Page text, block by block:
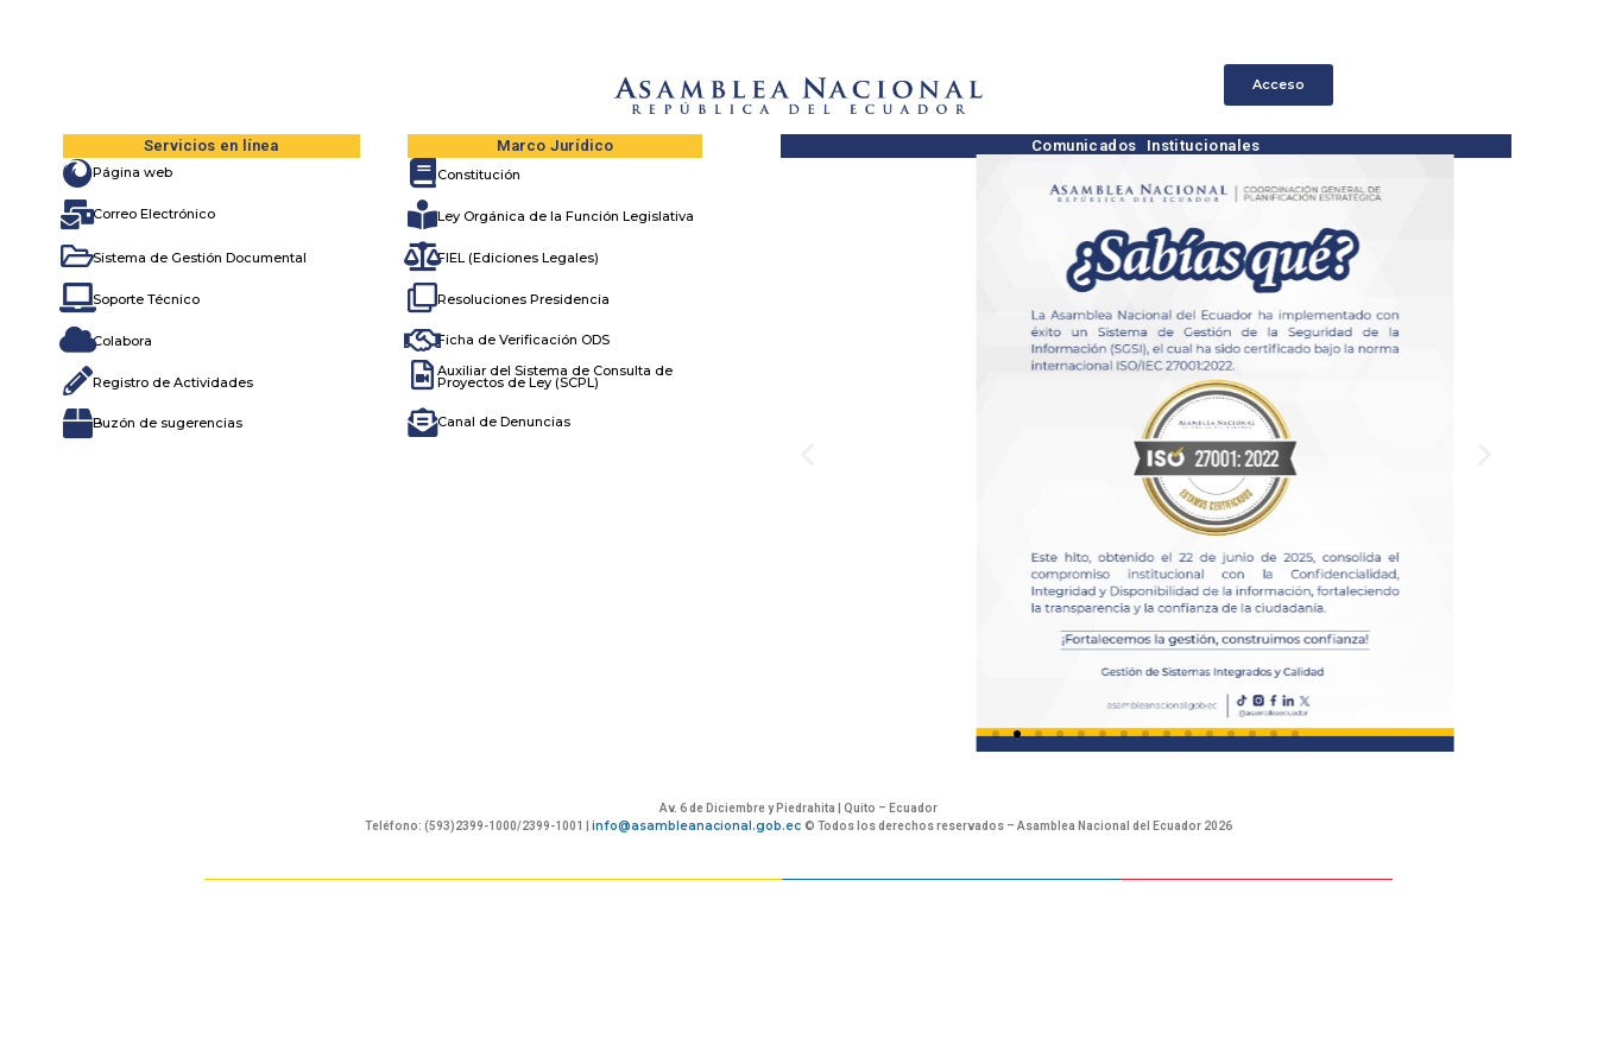
Acceso
Servicios en línea
Página web
Correo Electrónico
Sistema de Gestión Documental
Soporte Técnico
Colabora
Registro de Actividades
Buzón de sugerencias
Marco Jurídico
Constitución
Ley Orgánica de la Función Legislativa
FIEL (Ediciones Legales)
Resoluciones Presidencia
Ficha de Verificación ODS
Auxiliar del Sistema de Consulta de
Proyectos de Ley (SCPL)
Canal de Denuncias
Comunicados Institucionales
Av. 6 de Diciembre y Piedrahita | Quito – Ecuador
Teléfono: (593)2399-1000/2399-1001 | info@asambleanacional.gob.ec © Todos los derechos reservados – Asamblea Nacional del Ecuador 2026